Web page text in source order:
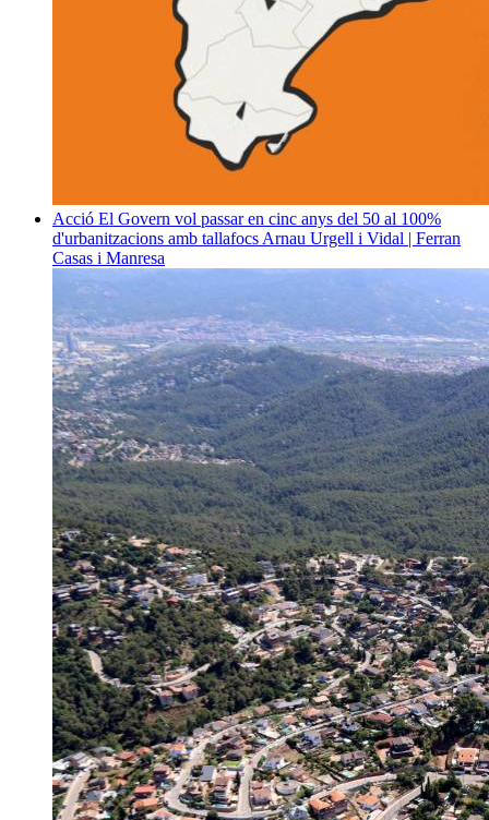
Acció El Govern vol passar en cinc anys del 50 al 100%
d'urbanitzacions amb tallafocs Arnau Urgell i Vidal | Ferran
Casas i Manresa